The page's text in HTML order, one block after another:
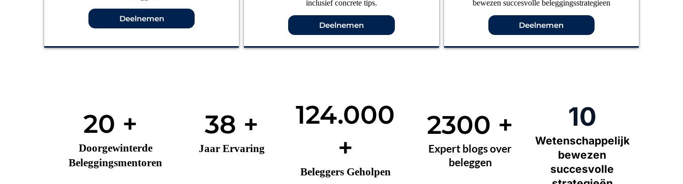
Deelnemen
inclusief concrete tips.
Deelnemen
bewezen succesvolle beleggingsstrategieen
Deelnemen
20 +
Doorgewinterde
Beleggingsmentoren
38 +
Jaar Ervaring
124.000
+
Beleggers Geholpen
2300 +
Expert blogs over
beleggen
10
Wetenschappelijk
bewezen
succesvolle